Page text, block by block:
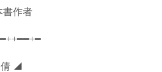
作者
◢